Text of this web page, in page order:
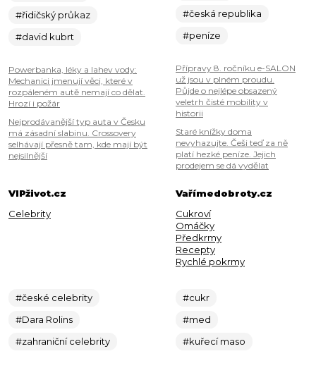
#řidičský průkaz
#david kubrt
Powerbanka, léky a lahev vody:
Mechanici jmenují věci, které v
rozpáleném autě nemají co dělat.
Hrozí i požár
Nejprodávanější typ auta v Česku
má zásadní slabinu. Crossovery
selhávají přesně tam, kde mají být
nejsilnější
#česká republika
#peníze
Přípravy 8. ročníku e-SALON
už jsou v plném proudu.
Půjde o nejlépe obsazený
veletrh čisté mobility v
historii
Staré knížky doma
nevyhazujte. Češi teď za ně
platí hezké peníze. Jejich
prodejem se dá vydělat
VIPživot.cz
Celebrity
#české celebrity
#Dara Rolins
#zahraniční celebrity
Vařímedobroty.cz
Cukroví
Omáčky
Předkrmy
Recepty
Rychlé pokrmy
#cukr
#med
#kuřecí maso